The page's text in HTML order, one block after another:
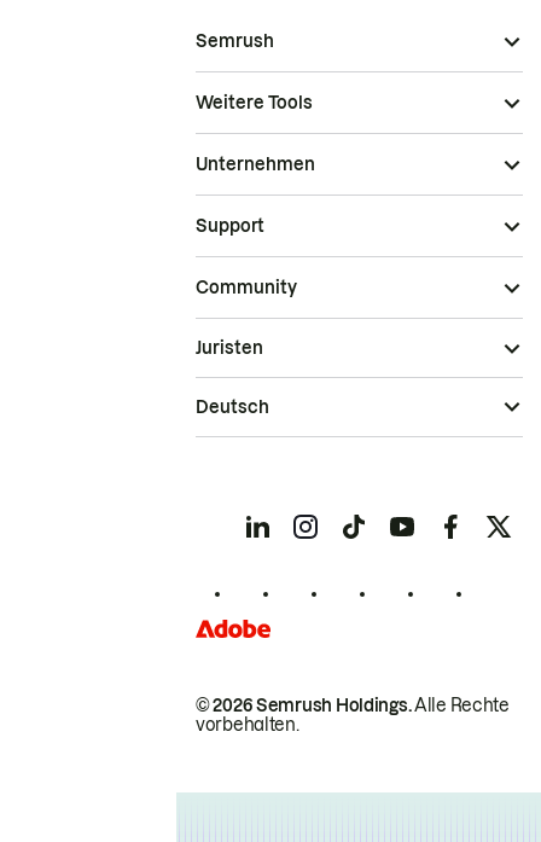
Semrush
Weitere Tools
Unternehmen
Support
Community
© 2026 Semrush Holdings.Alle Rechte
vorbehalten.
Juristen
Deutsch